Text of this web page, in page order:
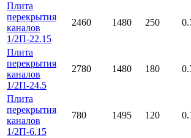
Плита
перекрытия
каналов
1/2П-22.15
2460 1480 250
Плита
перекрытия
каналов
1/2П-24.5
2780 1480 180
Плита
перекрытия
каналов
1/2П-6.15
780 1495 120